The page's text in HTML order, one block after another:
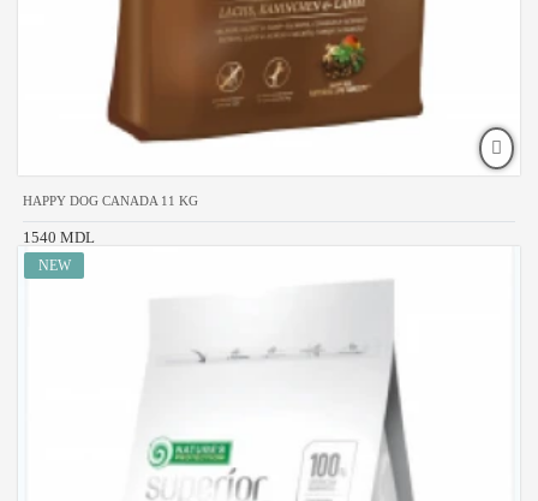
HAPPY DOG CANADA 11 KG
1540 MDL